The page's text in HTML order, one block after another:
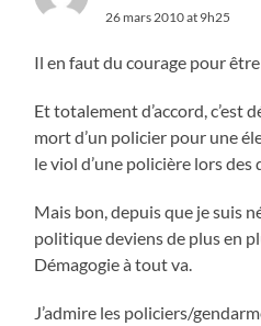
26 mars 2010 at 9h25
Il en faut du courage pour
Et totalement d’accord, c’est
mort d’un policier pour une
le viol d’une policière lors
Mais bon, depuis que je suis
politique deviens de plus en
Démagogie à tout va.
J’admire les policiers/